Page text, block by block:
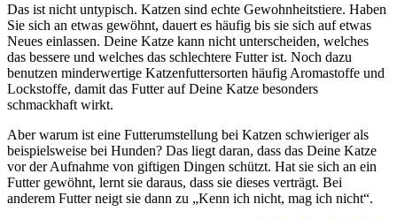
Das ist nicht untypisch. Katzen sind echte Gewohnheitstiere. Haben
Sie sich an etwas gewöhnt, dauert es häufig bis sie sich auf etwas
Neues einlassen. Deine Katze kann nicht unterscheiden, welches
das bessere und welches das schlechtere Futter ist. Noch dazu
benutzen minderwertige Katzenfuttersorten häufig Aromastoffe und
Lockstoffe, damit das Futter auf Deine Katze besonders
schmackhaft wirkt.
Aber warum ist eine Futterumstellung bei Katzen schwieriger als
beispielsweise bei Hunden? Das liegt daran, dass das Deine Katze
vor der Aufnahme von giftigen Dingen schützt. Hat sie sich an ein
Futter gewöhnt, lernt sie daraus, dass sie dieses verträgt. Bei
anderem Futter neigt sie dann zu „Kenn ich nicht, mag ich nicht“.